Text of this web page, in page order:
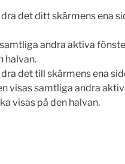
det ditt skärmens ena
andra aktiva
halvan.
det till skärmens ena
visas samtliga andra
visas på den halvan.